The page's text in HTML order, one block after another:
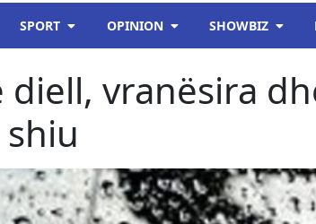
SPORT OPINION SHOWBIZ
vranësira